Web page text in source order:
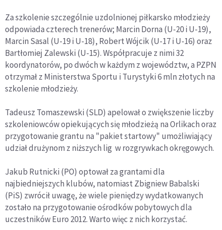
Za szkolenie szczególnie uzdolnionej piłkarsko młodzieży
odpowiada czterech trenerów; Marcin Dorna (U-20 i U-19),
Marcin Sasal (U-19 i U-18), Robert Wójcik (U-17 i U-16) oraz
Bartłomiej Zalewski (U-15). Współpracuje z nimi 32
koordynatorów, po dwóch w każdym z województw, a PZPN
otrzymał z Ministerstwa Sportu i Turystyki 6 mln złotych na
szkolenie młodzieży.
Tadeusz Tomaszewski (SLD) apelował o zwiększenie liczby
szkoleniowców opiekujących się młodzieżą na Orlikach oraz
przygotowanie grantu na "pakiet startowy" umożliwiający
udział drużynom z niższych lig w rozgrywkach okręgowych.
Jakub Rutnicki (PO) optował za grantami dla
najbiedniejszych klubów, natomiast Zbigniew Babalski
(PiS) zwrócił uwagę, że wiele pieniędzy wydatkowanych
zostało na przygotowanie ośrodków pobytowych dla
uczestników Euro 2012. Warto więc z nich korzystać.